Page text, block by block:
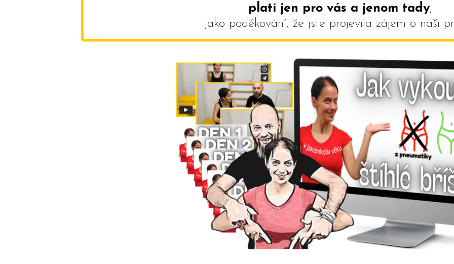
platí jen pro vás a jenom tady,
jako poděkování, že jste projevila zájem o naši